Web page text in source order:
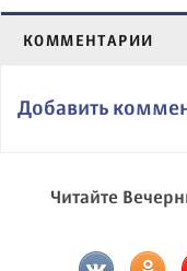
КОММЕНТАРИИ
Добавить
Читайте